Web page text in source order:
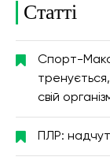
Статті
Спорт-
свій
ПЛР: